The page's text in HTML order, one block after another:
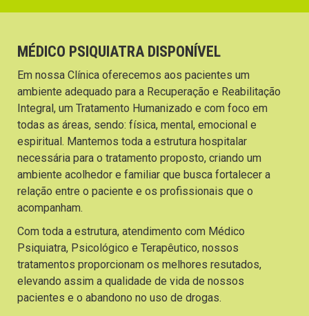
MÉDICO PSIQUIATRA DISPONÍVEL
Em nossa Clínica oferecemos aos pacientes um
ambiente adequado para a Recuperação e Reabilitação
Integral, um Tratamento Humanizado e com foco em
todas as áreas, sendo: física, mental, emocional e
espiritual. Mantemos toda a estrutura hospitalar
necessária para o tratamento proposto, criando um
ambiente acolhedor e familiar que busca fortalecer a
relação entre o paciente e os profissionais que o
acompanham.
Com toda a estrutura, atendimento com Médico
Psiquiatra, Psicológico e Terapêutico, nossos
tratamentos proporcionam os melhores resutados,
elevando assim a qualidade de vida de nossos
pacientes e o abandono no uso de drogas.